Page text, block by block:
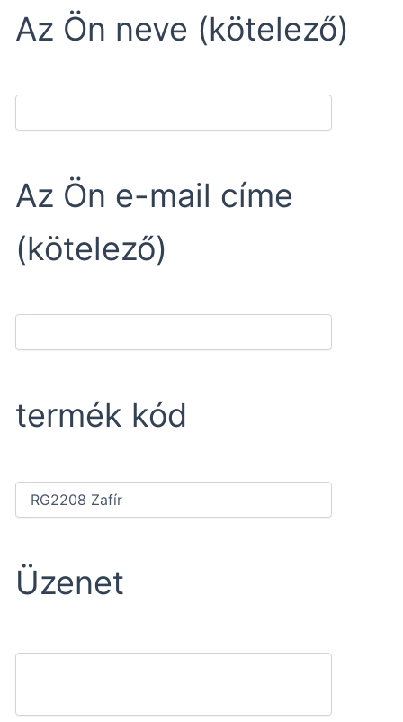
Az Ön neve (kötelező)
Az Ön e-mail címe
(kötelező)
termék kód
Üzenet